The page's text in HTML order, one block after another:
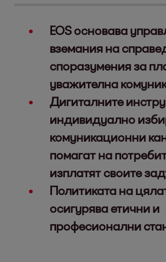
EOS основава
вземания на
споразумения за
уважителна
Дигиталните
индивидуално
комуникационни
помагат на
изплатят своите
Политиката на
осигурява етични и
професионални